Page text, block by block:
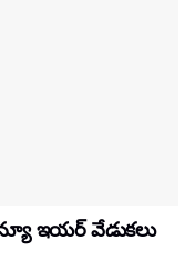
ఇయర్ వేడుకలు